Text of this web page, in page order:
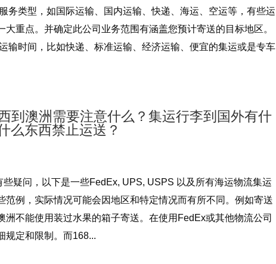
务类型，如国际运输、国内运输、快递、海运、空运等，有些运
重点。并确定此公司业务范围有涵盖您预计寄送的目标地区。
输时间，比如快递、标准运输、经济运输、便宜的集运或是专车
到澳洲需要注意什么？集运行李到国外有什
么东西禁止运送？
疑问，以下是一些FedEx, UPS, USPS 以及所有海运物流集运
例，实际情况可能会因地区和特定情况而有所不同。例如寄送
不能使用装过水果的箱子寄送。在使用FedEx或其他物流公司
规定和限制。而168...